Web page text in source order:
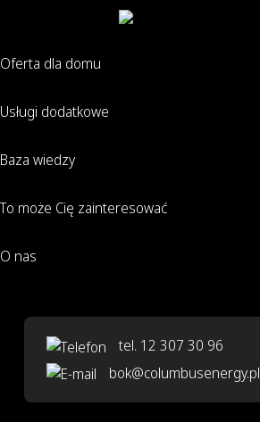
Oferta dla domu
Usługi dodatkowe
Baza wiedzy
To może Cię zainteresować
O nas
tel. 12 307 30 96
bok@columbusenergy.pl